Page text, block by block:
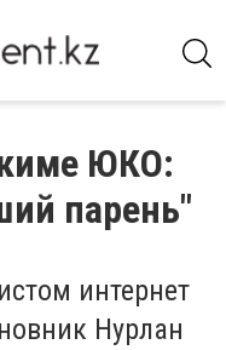
ЮКО:
парень"
интернет
Нурлан